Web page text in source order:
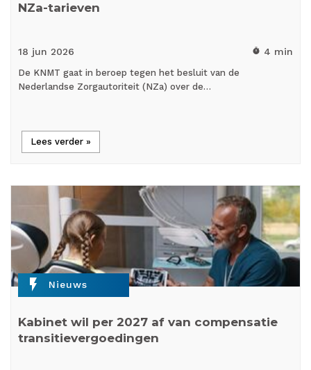
NZa-tarieven
18 jun 2026 timer 4 min
De KNMT gaat in beroep tegen het besluit van de
Nederlandse Zorgautoriteit (NZa) over de…
Lees verder »
flash_on Nieuws
Kabinet wil per 2027 af van compensatie
transitievergoedingen